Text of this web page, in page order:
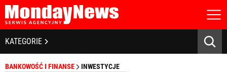
STRONA GŁÓWNA
O NAS
POLITYKA PRYWATNOŚCI
REGULAMIN
KATEGORIE
BIZNES I GOSPODARKA
BANKOWOŚĆ I FINANSE
BANKOWOŚĆ I FINANSE
INWESTYCJE